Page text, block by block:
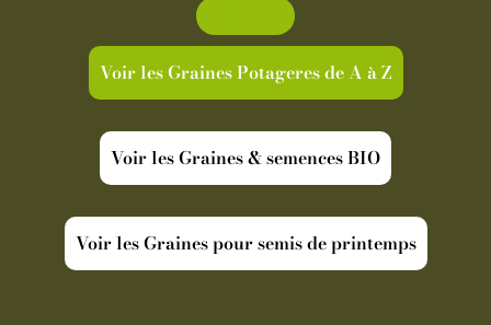
Voir les Graines Potageres de A à Z
Voir les Graines & semences BIO
Voir les Graines pour semis de printemps